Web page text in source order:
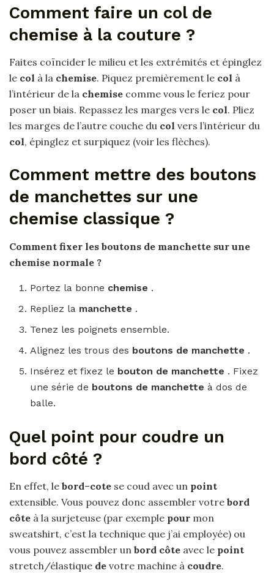
Comment faire un col de
chemise à la couture ?
Faites coïncider le milieu et les extrémités et épinglez
le col à la chemise. Piquez premièrement le col à
l’intérieur de la chemise comme vous le feriez pour
poser un biais. Repassez les marges vers le col. Pliez
les marges de l’autre couche du col vers l’intérieur du
col, épinglez et surpiquez (voir les flèches).
Comment mettre des boutons
de manchettes sur une
chemise classique ?
Comment fixer les boutons de manchette sur une
chemise normale ?
Portez la bonne chemise .
Repliez la manchette .
Tenez les poignets ensemble.
Alignez les trous des boutons de manchette .
Insérez et fixez le bouton de manchette . Fixez
une série de boutons de manchetteà dos de
balle.
Quel point pour coudre un
bord côté ?
En effet, le bord–cote se coud avec un point
extensible. Vous pouvez donc assembler votre bord
côte à la surjeteuse (par exemple pour mon
sweatshirt, c’est la technique que j’ai employée) ou
vous pouvez assembler un bord côte avec le point
stretch/élastique de votre machine à coudre.